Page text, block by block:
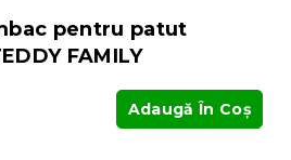
pentru patut
FAMILY
Adaugă În Coş